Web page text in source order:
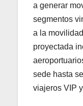
a generar
segmentos
a la
proyectada
sede hasta
viajeros VIP